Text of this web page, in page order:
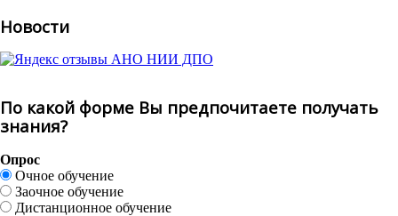
Новости
По какой форме Вы предпочитаете получать
знания?
Опрос
Очное обучение
Заочное обучение
Дистанционное обучение